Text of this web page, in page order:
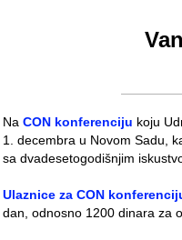
Na CON konferenciju koju
1. decembra u Novom Sadu,
sa dvadesetogodišnjim
Ulaznice za CON
dan, odnosno 1200 dinara za